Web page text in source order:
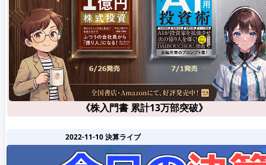
《株入門書 累計13万部突破》
2022-11-10 決算ライブ